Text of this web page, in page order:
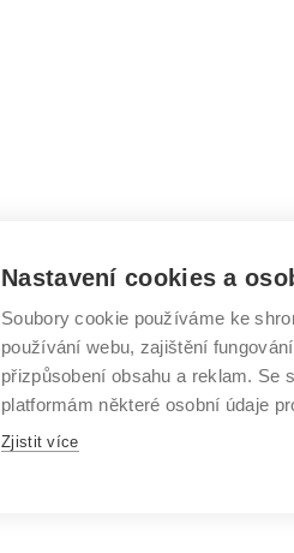
Vysoké
učení
technické
v
Nastavení cookies a
Soubory cookie používáme ke
používání webu, zajištění
přizpůsobení obsahu a reklam. Se
platformám některé osobní údaje
Zjistit více